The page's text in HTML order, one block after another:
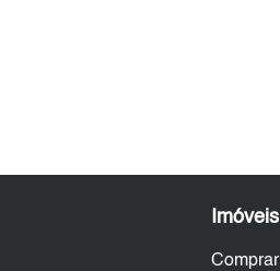
Imóveis
Comprar